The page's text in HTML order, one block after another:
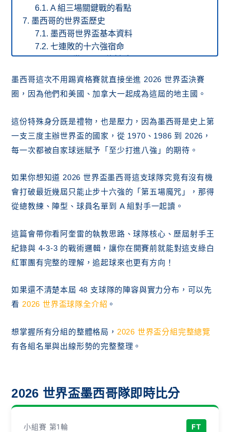
A 組三場關鍵戰的看點
墨西哥的世界盃歷史
墨西哥世界盃基本資料
七連敗的十六強宿命
歷屆墨西哥世界盃最佳射手
A 組其他球隊
墨西哥這次不用踢資格賽就直接坐進 2026 世界盃決賽
圈，因為他們和美國、加拿大一起成為這屆的地主國。
這份特殊身分既是禮物，也是壓力，因為墨西哥是史上第
一支三度主辦世界盃的國家，從 1970、1986 到 2026，
每一次都被自家球迷賦予「至少打進八強」的期待。
如果你想知道 2026 世界盃墨西哥這支球隊究竟有沒有機
會打破最近幾屆只能止步十六強的「第五場魔咒」，那得
從總教練、陣型、球員名單到 A 組對手一起讀。
這篇會帶你看阿奎雷的執教思路、球隊核心、歷屆射手王
紀錄與 4-3-3 的戰術邏輯，讓你在開賽前就能對這支綠白
紅軍團有完整的理解，追起球來也更有方向！
如果還不清楚本屆 48 支球隊的陣容與實力分布，可以先
看 2026 世界盃球隊全介紹 。
想掌握所有分組的整體格局， 2026 世界盃分組完整總覽
有各組名單與出線形勢的完整整理。
2026 世界盃墨西哥隊即時比分
小組賽 第1輪 FT